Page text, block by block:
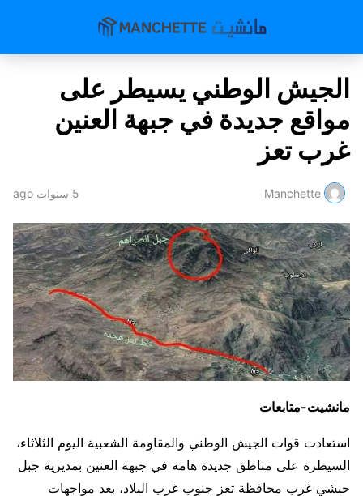
الجيش الوطني يسيطر على
مواقع جديدة في جبهة العنين
غرب تعز
Manchette 5 سنوات ago
مانشيت-متابعات
استعادت قوات الجيش الوطني والمقاومة الشعبية اليوم الثلاثاء،
السيطرة على مناطق جديدة هامة في جبهة العنين بمديرية جبل
حبشي غرب محافظة تعز جنوب غرب البلاد، بعد مواجهات